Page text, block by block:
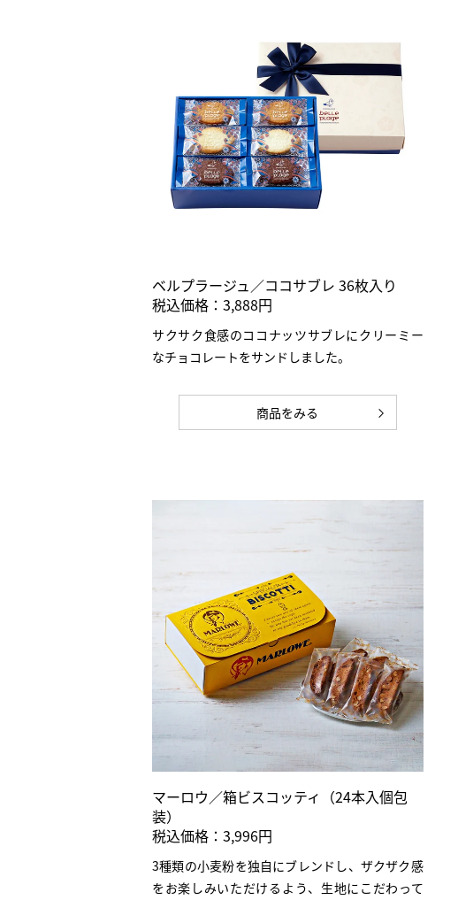
ベルプラージュ／ココサブレ 36枚入り
税込価格：3,888円
サクサク食感のココナッツサブレにクリーミー
なチョコレートをサンドしました。
商品をみる
マーロウ／箱ビスコッティ（24本入個包
装）
税込価格：3,996円
3種類の小麦粉を独自にブレンドし、ザクザク感
をお楽しみいただけるよう、生地にこだわって